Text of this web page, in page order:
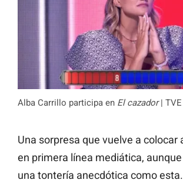
Alba Carrillo participa en El cazador | TVE
Una sorpresa que vuelve a colocar
en primera línea mediática,
una tontería anecdótica como esta.